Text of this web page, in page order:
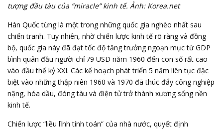
tượng đầu tàu của “miracle” kinh tế. Ảnh: Korea.net
Hàn Quốc từng là một trong những quốc gia nghèo nhất sau
chiến tranh. Tuy nhiên, nhờ chiến lược kinh tế rõ ràng và đồng
bộ, quốc gia này đã đạt tốc độ tăng trưởng ngoạn mục từ GDP
bình quân đầu người chỉ 79 USD năm 1960 đến con số rất cao
vào đầu thế kỷ XXI. Các kế hoạch phát triển 5 năm liên tục đặc
biệt vào những thập niên 1960 và 1970 đã thúc đẩy công nghiệp
nặng, hóa dầu, đóng tàu và điện tử trở thành xương sống nền
kinh tế.
Chiến lược “liều lĩnh tính toán” của nhà nước, quyết định